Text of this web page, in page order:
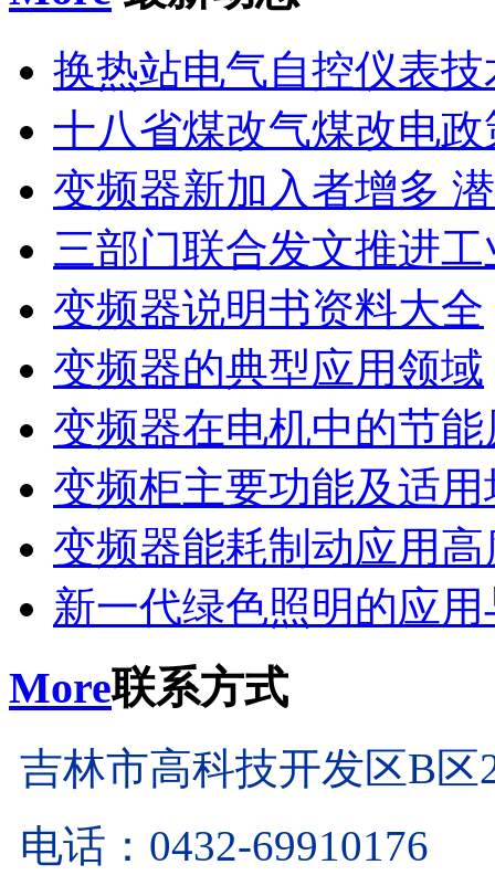
换热站电气自控仪表
十八省煤改气煤改电
变频器新加入者增多
三部门联合发文推进
变频器说明书资料大全
变频器的典型应用领域
变频器在电机中的节能
变频柜主要功能及适用
变频器能耗制动应用
新一代绿色照明的应
More联系方式
吉林市高科技开发区B区
电话：0432-69910176